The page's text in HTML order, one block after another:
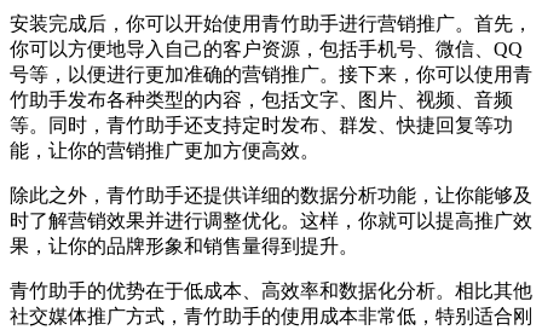
安装完成后，你可以开始使用青竹助手进行营销推广。首先，
你可以方便地导入自己的客户资源，包括手机号、微信、QQ
号等，以便进行更加准确的营销推广。接下来，你可以使用青
竹助手发布各种类型的内容，包括文字、图片、视频、音频
等。同时，青竹助手还支持定时发布、群发、快捷回复等功
能，让你的营销推广更加方便高效。
除此之外，青竹助手还提供详细的数据分析功能，让你能够及
时了解营销效果并进行调整优化。这样，你就可以提高推广效
果，让你的品牌形象和销售量得到提升。
青竹助手的优势在于低成本、高效率和数据化分析。相比其他
社交媒体推广方式，青竹助手的使用成本非常低，特别适合刚